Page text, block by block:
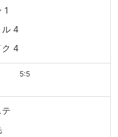
1
ル 4
ク 4
5:5